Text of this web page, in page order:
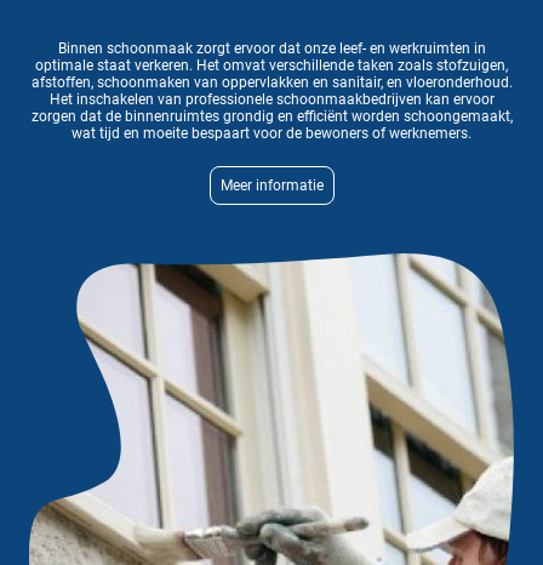
Binnen schoonmaak zorgt ervoor dat onze leef- en werkruimten in
optimale staat verkeren. Het omvat verschillende taken zoals stofzuigen,
afstoffen, schoonmaken van oppervlakken en sanitair, en vloeronderhoud.
Het inschakelen van professionele schoonmaakbedrijven kan ervoor
zorgen dat de binnenruimtes grondig en efficiënt worden schoongemaakt,
wat tijd en moeite bespaart voor de bewoners of werknemers.
Meer informatie